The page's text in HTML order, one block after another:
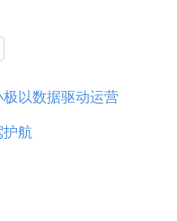
以数据驱动运营
护航